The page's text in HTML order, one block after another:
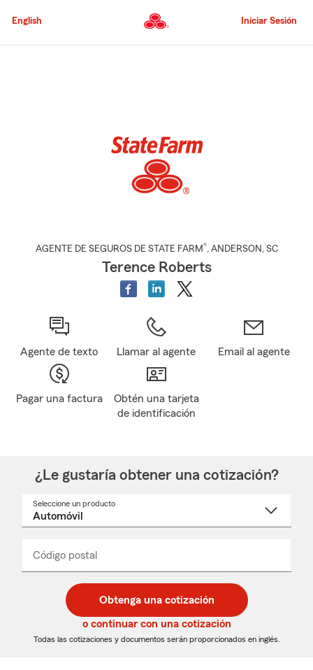
al
principal
English Iniciar Sesión
AGENTE DE SEGUROS DE STATE FARM®, ANDERSON , SC
Terence Roberts
Agente de texto Llamar al agente Email al agente
Pagar una factura
Obtén una tarjeta
de identificación
¿Le gustaría obtener una cotización?
Seleccione un producto
desplegable
Código postal
de
5
dígitos
de
5
dígitos
_____
Obtenga una cotización
o continuar con una cotización
Todas las cotizaciones y documentos serán proporcionados en inglés.